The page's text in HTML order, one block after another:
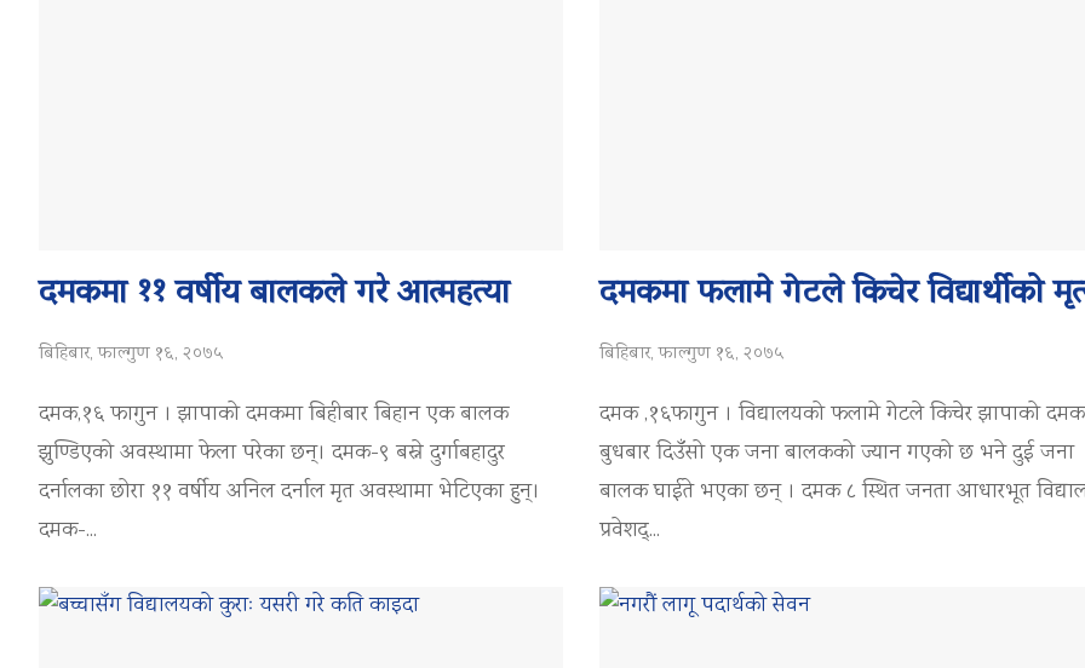
दमकमा ११ वर्षीय बालकले गरे आत्महत्या
बिहिबार, फाल्गुण १६, २०७५
दमक,१६ फागुन । झापाको दमकमा बिहीबार बिहान एक बालक
झुण्डिएको अवस्थामा फेला परेका छन्। दमक-९ बस्ने दुर्गाबहादुर
दर्नालका छोरा ११ वर्षीय अनिल दर्नाल मृत अवस्थामा भेटिएका हुन्।
दमक-...
दमकमा फलामे गेटले किचेर विद्यार्थीको
बिहिबार, फाल्गुण १६, २०७५
दमक ,१६फागुन । विद्यालयको फलामे गेटले किचेर झापाको
बुधबार दिउँँसो एक जना बालकको ज्यान गएको छ भने दुई जना
बालक घाईते भएका छन् । दमक ८ स्थित जनता आधारभूत
प्रवेशद्...